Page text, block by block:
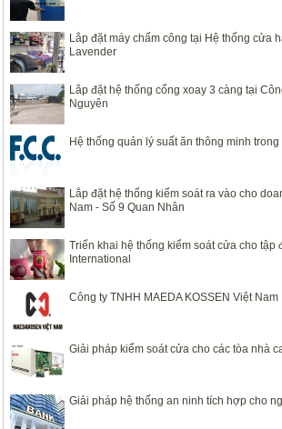
Lắp đặt máy chấm công tại Hệ thống cửa
Lavender
Lắp đặt hệ thống cổng xoay 3 càng tại
Nguyên
Hệ thống quản lý suất ăn thông minh
Lắp đặt hệ thống kiểm soát ra vào cho
Nam - Số 9 Quan Nhân
Triển khai hệ thống kiểm soát cửa cho tập
International
Công ty TNHH MAEDA KOSSEN Việt Nam
Giải pháp kiểm soát cửa cho các tòa nhà
Giải pháp hệ thống an ninh tích hợp cho